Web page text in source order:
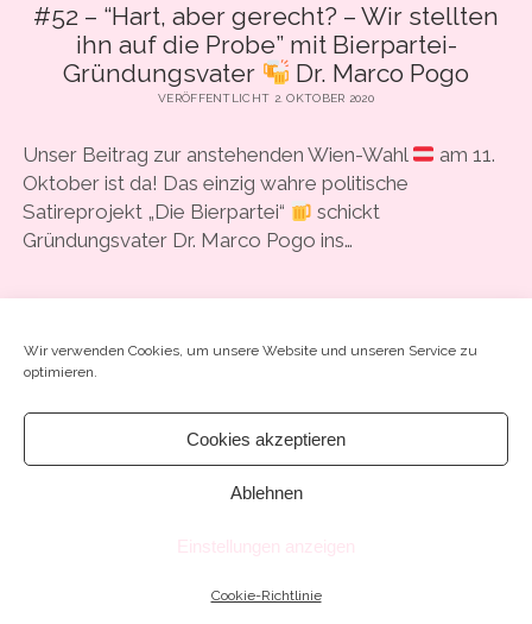
Wir verwenden Cookies, um unsere Website und unseren Service zu
optimieren.
Cookies akzeptieren
Ablehnen
Einstellungen anzeigen
Cookie-Richtlinie
IMPRESSUM
ANLEITUNG ZUM PODCAST-HÖREN
COOKIE-RICHTLINIE (EU)
facebook
instagram
youtube
emailspotify
#52 – “Hart, aber gerecht? – Wir stellten
ihn auf die Probe” mit Bierpartei-
Gründungsvater
Dr. Marco Pogo
VERÖFFENTLICHT 2. OKTOBER 2020
Unser Beitrag zur anstehenden Wien-Wahl
am 11.
Oktober ist da! Das einzig wahre politische
Satireprojekt „Die Bierpartei“
schickt
Gründungsvater Dr. Marco Pogo ins…
GERECHT?
–
DIE
MIT
Chosen WordPress Themeby Compete Themes.